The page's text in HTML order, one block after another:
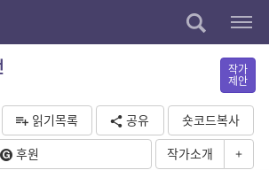
작가
제안
읽기목록 공유
숏코드복사
후원
작가소개 +